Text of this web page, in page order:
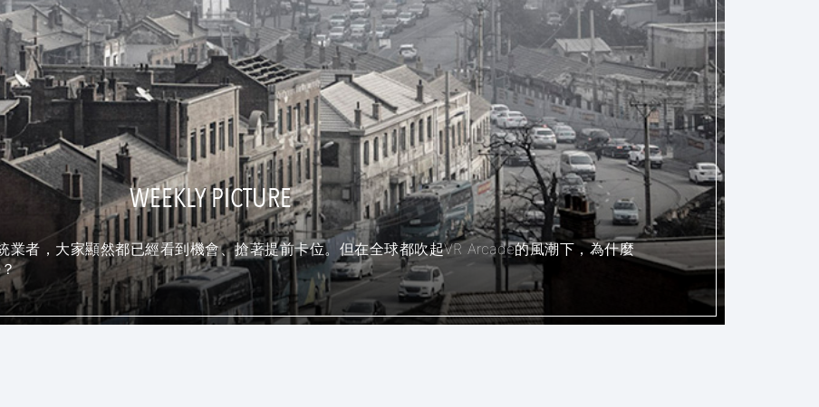
WEEKLY PICTURE
業者，大家顯然都已經看到機會、搶著提前卡位。但在全球都吹起VR Arcade的風潮下，為什麼